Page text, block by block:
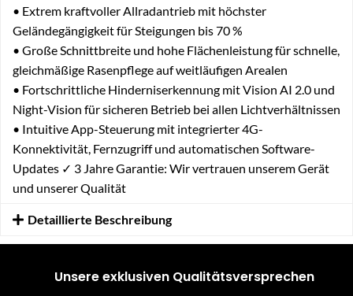
• Extrem kraftvoller Allradantrieb mit höchster
Geländegängigkeit für Steigungen bis 70 %
• Große Schnittbreite und hohe Flächenleistung für schnelle,
gleichmäßige Rasenpflege auf weitläufigen Arealen
• Fortschrittliche Hinderniserkennung mit Vision AI 2.0 und
Night-Vision für sicheren Betrieb bei allen Lichtverhältnissen
• Intuitive App-Steuerung mit integrierter 4G-
Konnektivität, Fernzugriff und automatischen Software-
Updates ✓ 3 Jahre Garantie: Wir vertrauen unserem Gerät
und unserer Qualität
Detaillierte Beschreibung
Unsere exklusiven Qualitätsversprechen